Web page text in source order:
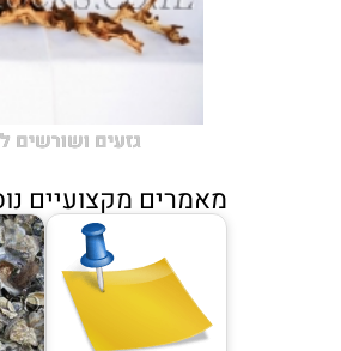
גזעים ושורשים
מאמרים מקצועיים